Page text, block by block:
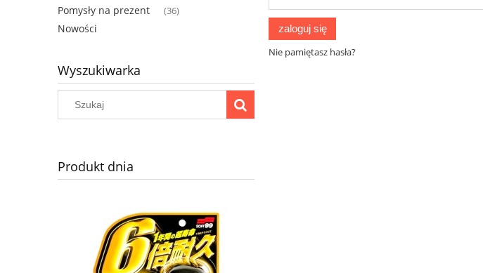
Pomysły na prezent (36)
Nowości
Wyszukiwarka
Produkt dnia
zaloguj się
Nie pamiętasz hasła?